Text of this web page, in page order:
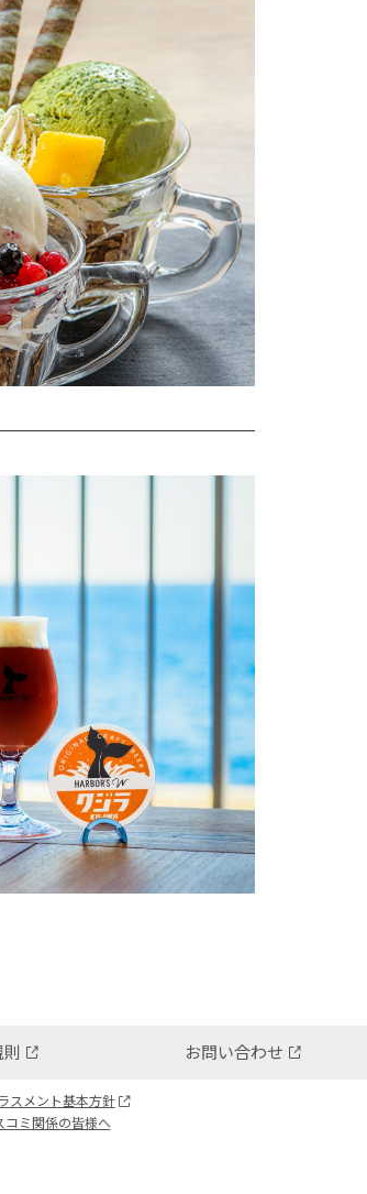
お問い合わせ
スメント基本方針
コミ関係の皆様へ